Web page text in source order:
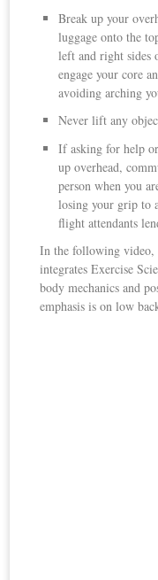
Break up your
luggage onto the
left and right sides
engage your core
avoiding arching
Never lift any
If asking for help
up overhead,
person when you
losing your grip to
flight attendants
In the following video,
integrates Exercise
body mechanics and
emphasis is on low